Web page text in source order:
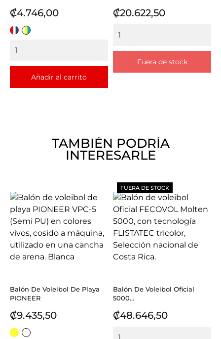
Precio
₡4.746,00
ROJO
AZUL
BLANCO
Añadir al carrito
Precio
₡20.622,50
Fuera de stock
TAMBIÉN PODRÍA
INTERESARLE
Balón De Voleibol De Playa
PIONEER
Precio
₡9.435,50
AMARILLO
BLANCO
Balón De Voleibol Oficial
5000...
Precio
₡48.646,50
FUERA DE STOCK